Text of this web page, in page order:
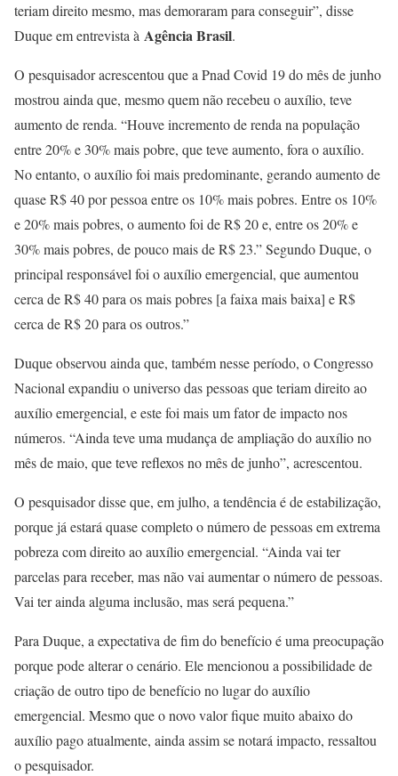
teriam direito mesmo, mas demoraram para conseguir”, disse
Duque em entrevista à Agência Brasil.
O pesquisador acrescentou que a Pnad Covid 19 do mês de junho
mostrou ainda que, mesmo quem não recebeu o auxílio, teve
aumento de renda. “Houve incremento de renda na população
entre 20% e 30% mais pobre, que teve aumento, fora o auxílio.
No entanto, o auxílio foi mais predominante, gerando aumento de
quase R$ 40 por pessoa entre os 10% mais pobres. Entre os 10%
e 20% mais pobres, o aumento foi de R$ 20 e, entre os 20% e
30% mais pobres, de pouco mais de R$ 23.” Segundo Duque, o
principal responsável foi o auxílio emergencial, que aumentou
cerca de R$ 40 para os mais pobres [a faixa mais baixa] e R$
cerca de R$ 20 para os outros.”
Duque observou ainda que, também nesse período, o Congresso
Nacional expandiu o universo das pessoas que teriam direito ao
auxílio emergencial, e este foi mais um fator de impacto nos
números. “Ainda teve uma mudança de ampliação do auxílio no
mês de maio, que teve reflexos no mês de junho”, acrescentou.
O pesquisador disse que, em julho, a tendência é de estabilização,
porque já estará quase completo o número de pessoas em extrema
pobreza com direito ao auxílio emergencial. “Ainda vai ter
parcelas para receber, mas não vai aumentar o número de pessoas.
Vai ter ainda alguma inclusão, mas será pequena.”
Para Duque, a expectativa de fim do benefício é uma preocupação
porque pode alterar o cenário. Ele mencionou a possibilidade de
criação de outro tipo de benefício no lugar do auxílio
emergencial. Mesmo que o novo valor fique muito abaixo do
auxílio pago atualmente, ainda assim se notará impacto, ressaltou
o pesquisador.